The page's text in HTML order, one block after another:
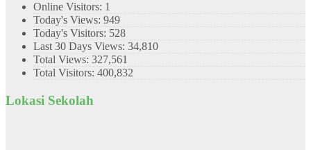
Online Visitors: 1
Today's Views: 949
Today's Visitors: 528
Last 30 Days Views: 34,810
Total Views: 327,561
Total Visitors: 400,832
Lokasi Sekolah